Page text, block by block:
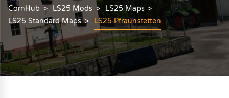
CornHub LS25 Mods
LS25 Maps
LS25 Standard Maps
LS25 Pfraunstetten